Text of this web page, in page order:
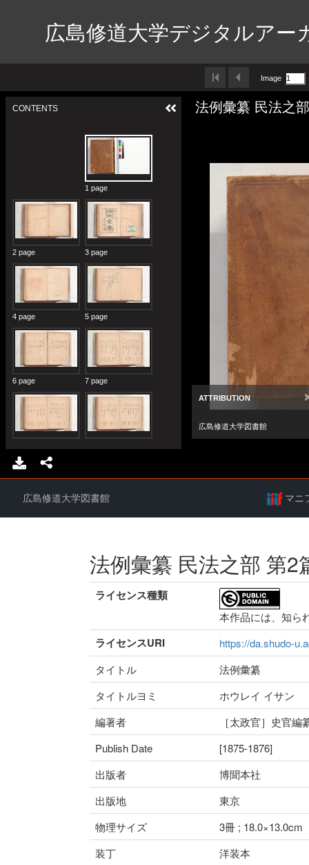
広島修道大学デジタルアー
広島修道大学図書館 マニ
法例彙纂 民法之部 第2
ライセンス種類
本作品には、知ら
ライセンスURI
https://da.shudo-
タイトル
法例彙纂
タイトルヨミ
ホウレイ イサン
編著者
［太政官］史官編
Publish Date
[1875-1876]
出版者
博聞本社
出版地
東京
物理サイズ
3冊 ; 18.0×13.0cm
装丁
洋装本